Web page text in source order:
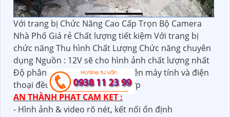
Với trang bị Chức Năng Cao Cấp Trọn Bộ Camera
Nhà Phố Giá rẻ Chất lượng tiết kiệm Với trang bị
chức năng Thu hình Chất Lượng Chức năng chuyên
dụng Nguồn : 12V sẽ cho hình ảnh chất lượng nhất
Độ phân giải 2.0 MP giám sát trên máy tính và điện
thoại đều tốt với Chi phí phù hợp
AN THÀNH PHÁT CAM KẾT :
- Hình ảnh & video rõ nét, kết nối ổn định